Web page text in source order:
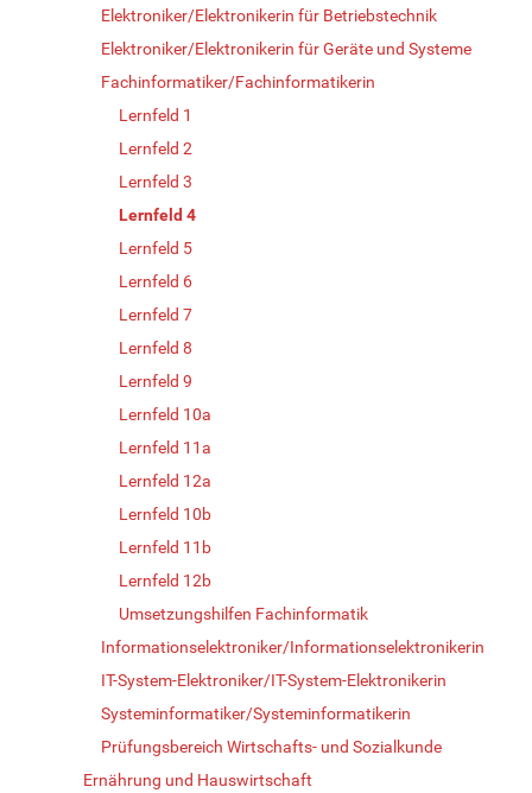
Elektroniker/Elektronikerin für Betriebstechnik
Elektroniker/Elektronikerin für Geräte und Systeme
Fachinformatiker/Fachinformatikerin
Lernfeld 1
Lernfeld 2
Lernfeld 3
Lernfeld 4
Lernfeld 5
Lernfeld 6
Lernfeld 7
Lernfeld 8
Lernfeld 9
Lernfeld 10a
Lernfeld 11a
Lernfeld 12a
Lernfeld 10b
Lernfeld 11b
Lernfeld 12b
Umsetzungshilfen Fachinformatik
Informationselektroniker/Informationselektronikerin
IT-System-Elektroniker/IT-System-Elektronikerin
Systeminformatiker/Systeminformatikerin
Prüfungsbereich Wirtschafts- und Sozialkunde
Ernährung und Hauswirtschaft